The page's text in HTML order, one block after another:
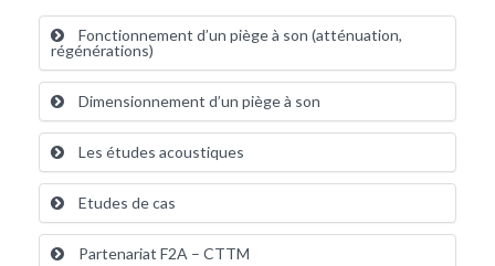
Fonctionnement d’un piège à son (atténuation,
régénérations)
Dimensionnement d’un piège à son
Les études acoustiques
Etudes de cas
Partenariat F2A – CTTM